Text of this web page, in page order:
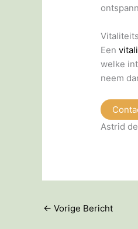
Een
welke
neem
Astrid
← Vorige Bericht